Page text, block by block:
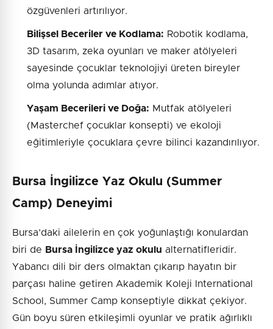
özgüvenleri artırılıyor.
Bilişsel Beceriler ve Kodlama: Robotik kodlama,
3D tasarım, zeka oyunları ve maker atölyeleri
sayesinde çocuklar teknolojiyi üreten bireyler
olma yolunda adımlar atıyor.
Yaşam Becerileri ve Doğa: Mutfak atölyeleri
(Masterchef çocuklar konsepti) ve ekoloji
eğitimleriyle çocuklara çevre bilinci kazandırılıyor.
Bursa İngilizce Yaz Okulu (Summer
Camp) Deneyimi
Bursa’daki ailelerin en çok yoğunlaştığı konulardan
biri de Bursa İngilizce yaz okulu alternatifleridir.
Yabancı dili bir ders olmaktan çıkarıp hayatın bir
parçası haline getiren Akademik Koleji International
School, Summer Camp konseptiyle dikkat çekiyor.
Gün boyu süren etkileşimli oyunlar ve pratik ağırlıklı